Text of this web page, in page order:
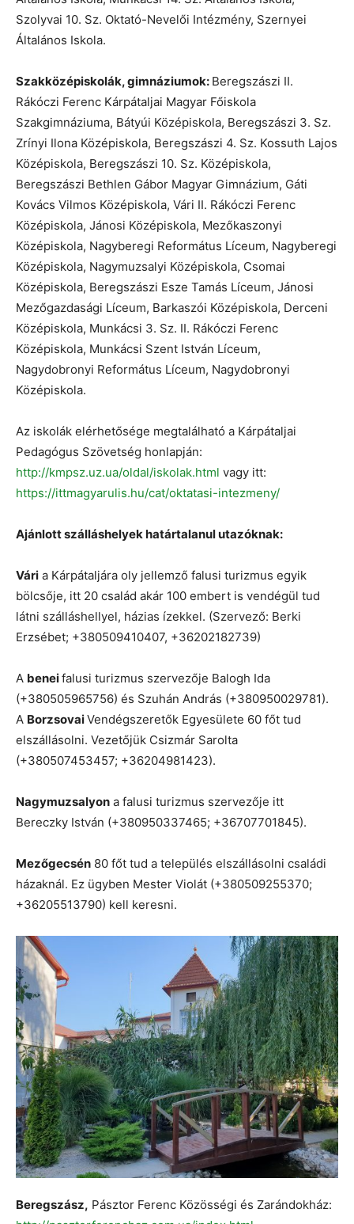
Szolyvai 10. Sz. Oktató-Nevelői Intézmény, Szernyei
Általános Iskola.
Szakközépiskolák, gimnáziumok: Beregszászi II.
Rákóczi Ferenc Kárpátaljai Magyar Főiskola
Szakgimnáziuma, Bátyúi Középiskola, Beregszászi 3. Sz.
Zrínyi Ilona Középiskola, Beregszászi 4. Sz. Kossuth Lajos
Középiskola, Beregszászi 10. Sz. Középiskola,
Beregszászi Bethlen Gábor Magyar Gimnázium, Gáti
Kovács Vilmos Középiskola, Vári II. Rákóczi Ferenc
Középiskola, Jánosi Középiskola, Mezőkaszonyi
Középiskola, Nagyberegi Református Líceum, Nagyberegi
Középiskola, Nagymuzsalyi Középiskola, Csomai
Középiskola, Beregszászi Esze Tamás Líceum, Jánosi
Mezőgazdasági Líceum, Barkaszói Középiskola, Derceni
Középiskola, Munkácsi 3. Sz. II. Rákóczi Ferenc
Középiskola, Munkácsi Szent István Líceum,
Nagydobronyi Református Líceum, Nagydobronyi
Középiskola.
Az iskolák elérhetősége megtalálható a Kárpátaljai
Pedagógus Szövetség honlapján:
http://kmpsz.uz.ua/oldal/iskolak.html vagy itt:
https://ittmagyarulis.hu/cat/oktatasi-intezmeny/
Ajánlott szálláshelyek határtalanul utazóknak:
Vári a Kárpátaljára oly jellemző falusi turizmus egyik
bölcsője, itt 20 család akár 100 embert is vendégül tud
látni szálláshellyel, házias ízekkel. (Szervező: Berki
Erzsébet; +380509410407, +36202182739)
A beneifalusi turizmus szervezője Balogh Ida
(+380505965756) és Szuhán András (+380950029781).
A BorzsovaiVendégszeretők Egyesülete 60 főt tud
elszállásolni. Vezetőjük Csizmár Sarolta
(+380507453457; +36204981423).
Nagymuzsalyon a falusi turizmus szervezője itt
Bereczky István (+380950337465; +36707701845).
Mezőgecsén 80 főt tud a település elszállásolni családi
házaknál. Ez ügyben Mester Violát (+380509255370;
+36205513790) kell keresni.
Beregszász, Pásztor Ferenc Közösségi és Zarándokház: